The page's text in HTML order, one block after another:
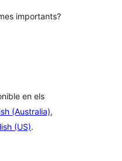
importants?
en els
(Australia),
(US).